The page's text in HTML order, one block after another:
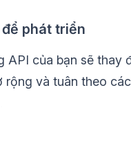
phát triển
API của bạn sẽ thay
rộng và tuân theo